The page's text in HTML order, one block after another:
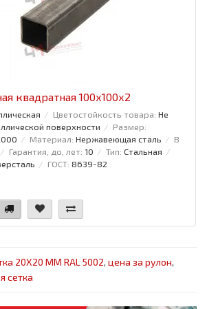
квадратная 100x100x2
Цветостойкость товара: Не
поверхности
Размер:
Материал: Нержавеющая сталь
В
Гарантия, до, лет: 10 Тип: Стальная
ГОСТ: 8639-82
20Х20 ММ RAL 5002, цена за рулон,
сетка